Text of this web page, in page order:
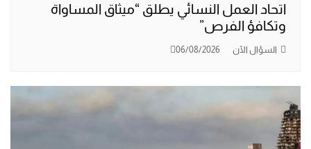
اتحاد العمل النسائي يطلق “ميثاق المساواة
وتكافؤ الفرص”
السؤال الآن 06/08/2026